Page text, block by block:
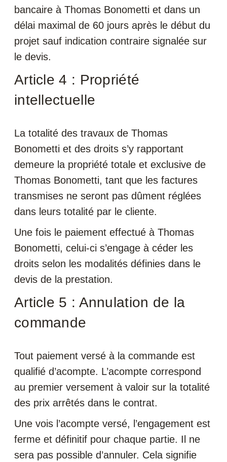
bancaire à Thomas Bonometti et dans un
délai maximal de 60 jours après le début du
projet sauf indication contraire signalée sur
le devis.
Article 4 : Propriété
intellectuelle
La totalité des travaux de Thomas
Bonometti et des droits s’y rapportant
demeure la propriété totale et exclusive de
Thomas Bonometti, tant que les factures
transmises ne seront pas dûment réglées
dans leurs totalité par le cliente.
Une fois le paiement effectué à Thomas
Bonometti, celui-ci s’engage à céder les
droits selon les modalités définies dans le
devis de la prestation.
Article 5 : Annulation de la
commande
Tout paiement versé à la commande est
qualifié d’acompte. L’acompte correspond
au premier versement à valoir sur la totalité
des prix arrêtés dans le contrat.
Une vois l’acompte versé, l’engagement est
ferme et définitif pour chaque partie. Il ne
sera pas possible d’annuler. Cela signifie